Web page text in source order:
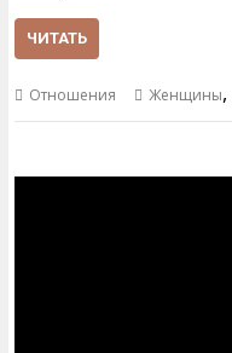
ЧИТАТЬ
Отношения Женщины,